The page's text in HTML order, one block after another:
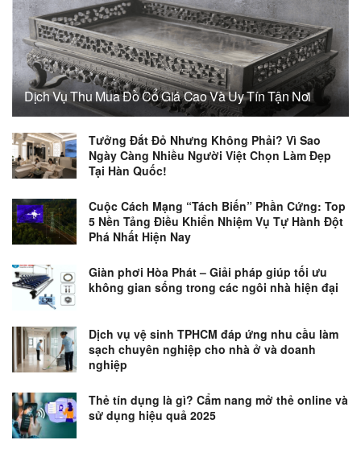
Dịch Vụ Thu Mua Đồ Cổ Giá Cao Và Uy Tín Tận Nơi
Tưởng Đắt Đỏ Nhưng Không Phải? Vì Sao
Ngày Càng Nhiều Người Việt Chọn Làm Đẹp
Tại Hàn Quốc!
Cuộc Cách Mạng “Tách Biến” Phần Cứng: Top
5 Nền Tảng Điều Khiển Nhiệm Vụ Tự Hành Đột
Phá Nhất Hiện Nay
Giàn phơi Hòa Phát – Giải pháp giúp tối ưu
không gian sống trong các ngôi nhà hiện đại
Dịch vụ vệ sinh TPHCM đáp ứng nhu cầu làm
sạch chuyên nghiệp cho nhà ở và doanh
nghiệp
Thẻ tín dụng là gì? Cẩm nang mở thẻ online và
sử dụng hiệu quả 2025